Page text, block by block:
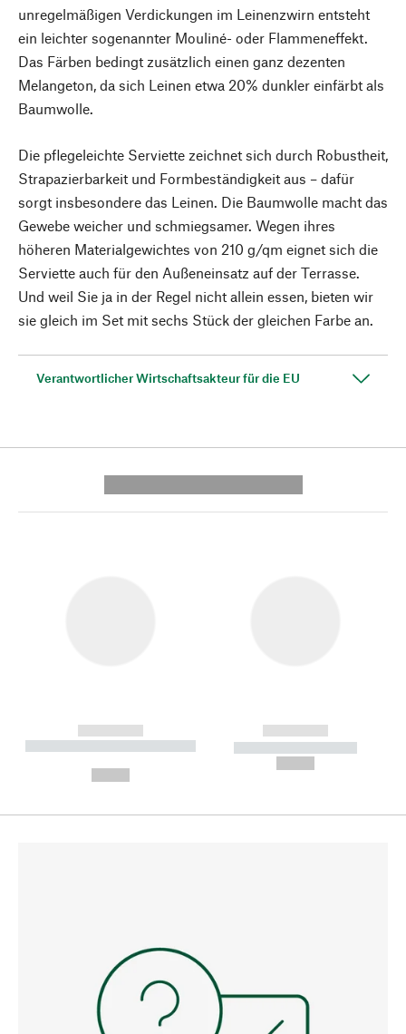
unregelmäßigen Verdickungen im Leinenzwirn entsteht
ein leichter sogenannter Mouliné- oder Flammeneffekt.
Das Färben bedingt zusätzlich einen ganz dezenten
Melangeton, da sich Leinen etwa 20% dunkler einfärbt als
Baumwolle.
Die pflegeleichte Serviette zeichnet sich durch Robustheit,
Strapazierbarkeit und Formbeständigkeit aus – dafür
sorgt insbesondere das Leinen. Die Baumwolle macht das
Gewebe weicher und schmiegsamer. Wegen ihres
höheren Materialgewichtes von 210 g/qm eignet sich die
Serviette auch für den Außeneinsatz auf der Terrasse.
Und weil Sie ja in der Regel nicht allein essen, bieten wir
sie gleich im Set mit sechs Stück der gleichen Farbe an.
Verantwortlicher Wirtschaftsakteur für die EU
------------
----------- ----------- --------
------------
----------- -----------